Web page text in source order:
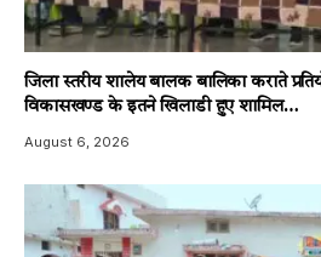
जिला स्तरीय शालेय बालक बालिका कराते
विकासखण्ड के इतने खिलाडी हुए शामिल…
August 6, 2026